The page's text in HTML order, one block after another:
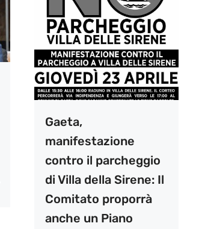
Gaeta,
manifestazione
contro il parcheggio
di Villa della Sirene: Il
Comitato proporrà
anche un Piano